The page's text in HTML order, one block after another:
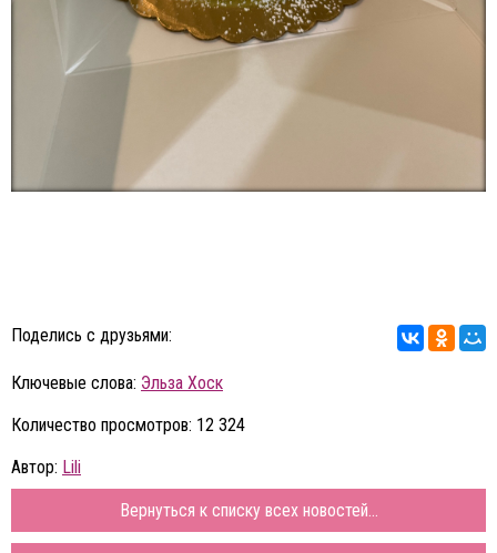
Поделись с друзьями:
Ключевые слова: Эльза Хоск
Количество просмотров: 12 324
Автор: Lili
Вернуться к списку всех новостей...